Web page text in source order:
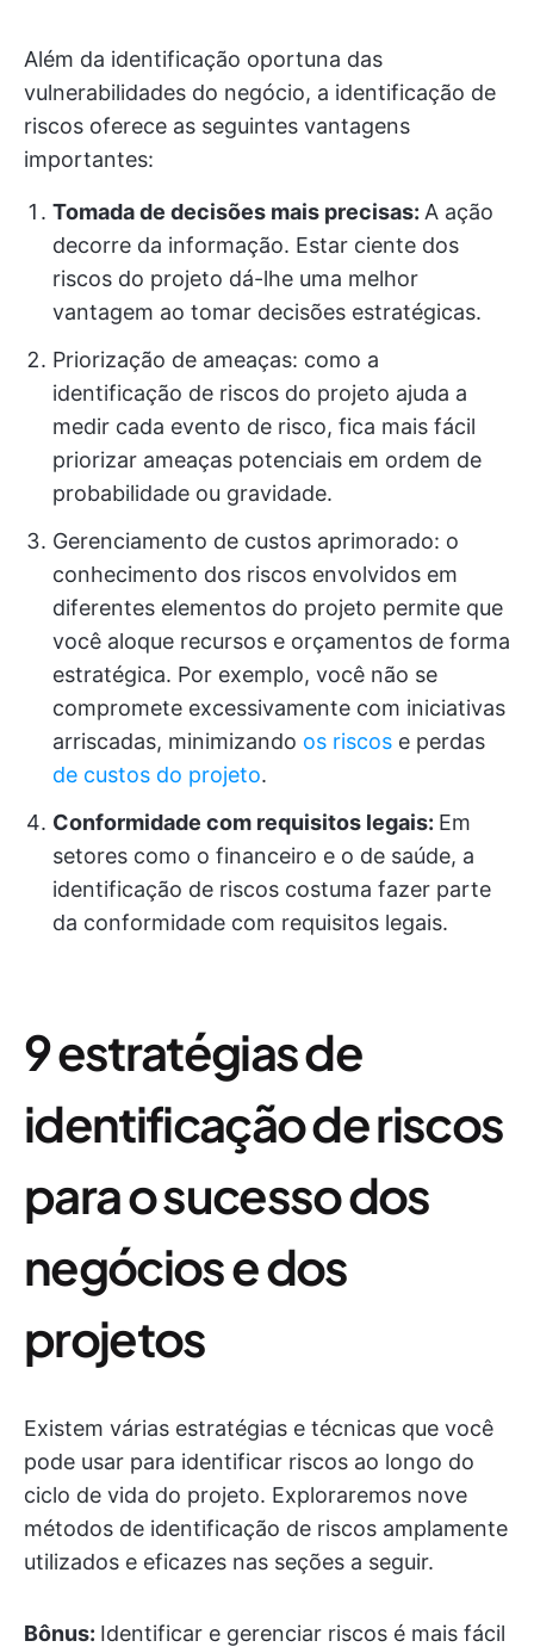
Além da identificação oportuna das
vulnerabilidades do negócio, a identificação de
riscos oferece as seguintes vantagens
importantes:
Tomada de decisões mais precisas: A ação
decorre da informação. Estar ciente dos
riscos do projeto dá-lhe uma melhor
vantagem ao tomar decisões estratégicas.
Priorização de ameaças: como a
identificação de riscos do projeto ajuda a
medir cada evento de risco, fica mais fácil
priorizar ameaças potenciais em ordem de
probabilidade ou gravidade.
Gerenciamento de custos aprimorado: o
conhecimento dos riscos envolvidos em
diferentes elementos do projeto permite que
você aloque recursos e orçamentos de forma
estratégica. Por exemplo, você não se
compromete excessivamente com iniciativas
arriscadas, minimizando os riscos e perdas
de custos do projeto.
Conformidade com requisitos legais: Em
setores como o financeiro e o de saúde, a
identificação de riscos costuma fazer parte
da conformidade com requisitos legais.
9 estratégias de
identificação de riscos
para o sucesso dos
negócios e dos
projetos
Existem várias estratégias e técnicas que você
pode usar para identificar riscos ao longo do
ciclo de vida do projeto. Exploraremos nove
métodos de identificação de riscos amplamente
utilizados e eficazes nas seções a seguir.
Bônus: Identificar e gerenciar riscos é mais fácil